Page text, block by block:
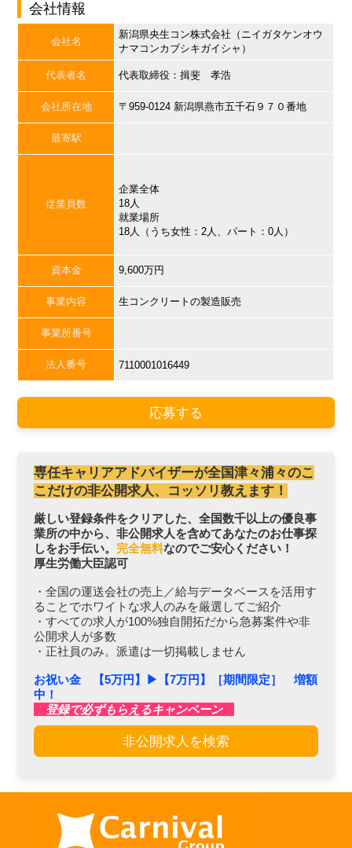
会社情報
会社名
新潟県央生コン株式会社（ニイガタケンオウ
ナマコンカブシキガイシャ）
代表者名 代表取締役：揖斐 孝浩
会社所在地 〒959-0124 新潟県燕市五千石９７０番地
最寄駅
従業員数
企業全体
18人
就業場所
18人（うち女性：2人、パート：0人）
資本金 9,600万円
事業内容 生コンクリートの製造販売
事業所番号
法人番号 7110001016449
応募する
専任キャリアアドバイザーが全国津々浦々のこ
こだけの非公開求人、コッソリ教えます！
厳しい登録条件をクリアした、全国数千以上の優良事
業所の中から、非公開求人を含めてあなたのお仕事探
しをお手伝い。 完全無料なのでご安心ください！
厚生労働大臣認可
・全国の運送会社の売上／給与データベースを活用す
ることでホワイトな求人のみを厳選してご紹介
・すべての求人が100%独自開拓だから急募案件や非
公開求人が多数
・正社員のみ。派遣は一切掲載しません
お祝い金 【5万円】▶︎【7万円】［期間限定］ 増額
中！
登録で必ずもらえるキャンペーン
非公開求人を検索